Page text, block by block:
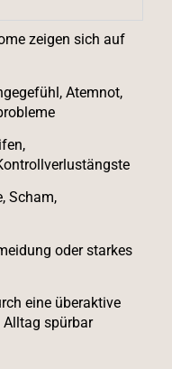
zeigen sich auf
Atemnot,
Scham,
oder starkes
eine überaktive
spürbar